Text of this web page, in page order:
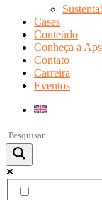
Cases
Conteúdo
Conheça a
Contato
Carreira
Eventos